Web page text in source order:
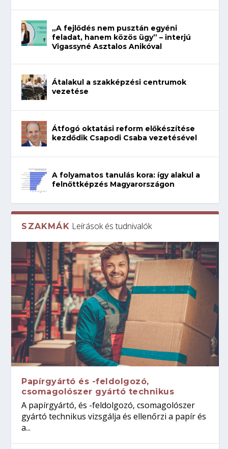
„A fejlődés nem pusztán egyéni
feladat, hanem közös ügy” – interjú
Vigassyné Asztalos Anikóval
Átalakul a szakképzési centrumok
vezetése
Átfogó oktatási reform előkészítése
kezdődik Csapodi Csaba vezetésével
A folyamatos tanulás kora: így alakul a
felnőttképzés Magyarországon
SZAKMÁK Leírások és tudnivalók
Papírgyártó és -feldolgozó,
csomagolószer gyártó technikus
A papírgyártó, és -feldolgozó, csomagolószer
gyártó technikus vizsgálja és ellenőrzi a papír és
a...